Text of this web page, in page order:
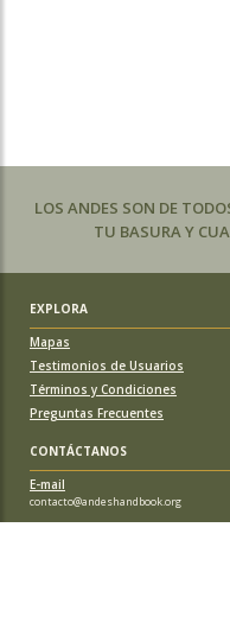
LOS ANDES SON DE
TU BASURA Y
EXPLORA
Mapas
Testimonios de Usuarios
Términos y Condiciones
Preguntas Frecuentes
CONTÁCTANOS
E-mail
contacto@andeshandbook.org